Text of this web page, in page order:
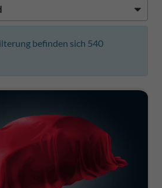
befinden sich 540